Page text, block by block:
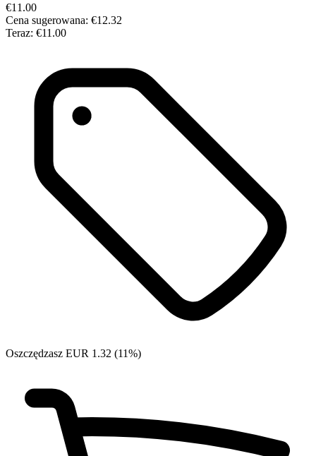
€11.00
Cena sugerowana: €12.32
Teraz: €11.00
Oszczędzasz EUR 1.32 (11%)